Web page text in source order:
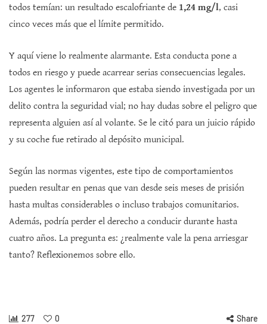
todos temían: un resultado escalofriante de 1,24 mg/l, casi
cinco veces más que el límite permitido.
Y aquí viene lo realmente alarmante. Esta conducta pone a
todos en riesgo y puede acarrear serias consecuencias legales.
Los agentes le informaron que estaba siendo investigada por un
delito contra la seguridad vial; no hay dudas sobre el peligro que
representa alguien así al volante. Se le citó para un juicio rápido
y su coche fue retirado al depósito municipal.
Según las normas vigentes, este tipo de comportamientos
pueden resultar en penas que van desde seis meses de prisión
hasta multas considerables o incluso trabajos comunitarios.
Además, podría perder el derecho a conducir durante hasta
cuatro años. La pregunta es: ¿realmente vale la pena arriesgar
tanto? Reflexionemos sobre ello.
277 0 Share